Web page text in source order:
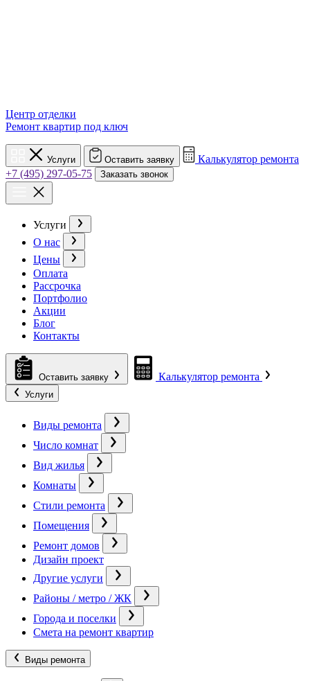
Центр отделки
Ремонт квартир под ключ
Услуги Оставить заявку
Калькулятор ремонта
+7 (495) 297-05-75
Заказать звонок
Услуги
О нас
Цены
Оплата
Рассрочка
Портфолио
Акции
Блог
Контакты
Оставить заявку Калькулятор ремонта
Услуги
Виды ремонта
Число комнат
Вид жилья
Комнаты
Стили ремонта
Помещения
Ремонт домов
Дизайн проект
Другие услуги
Районы / метро / ЖК
Города и поселки
Смета на ремонт квартир
Виды ремонта